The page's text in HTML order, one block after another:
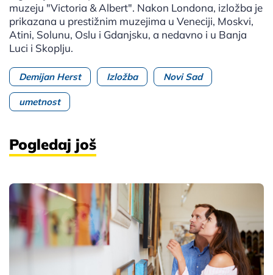
muzeju "Victoria & Аlbert". Nakon Londona, izložba je
prikazana u prestižnim muzejima u Veneciji, Moskvi,
Atini, Solunu, Oslu i Gdanjsku, a nedavno i u Banja
Luci i Skoplju.
Demijan Herst Izložba Novi Sad
umetnost
Pogledaj još